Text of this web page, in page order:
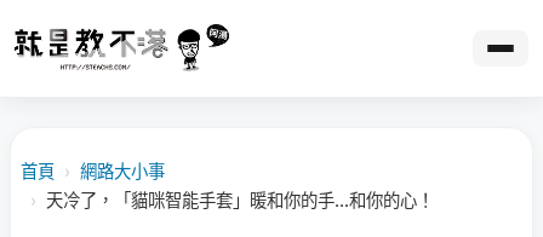
首頁 › 網路大小事
› 天冷了，「貓咪智能手套」暖和你的手...和你的心！